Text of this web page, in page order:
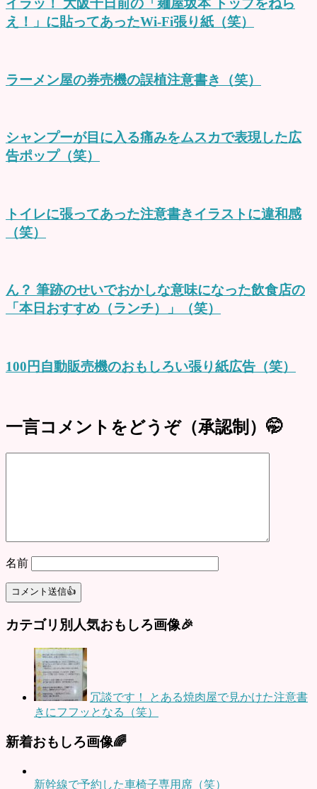
イラッ！ 大阪千日前の「麺屋坂本 トップをねら
え！」に貼ってあったWi-Fi張り紙（笑）
ラーメン屋の券売機の誤植注意書き（笑）
シャンプーが目に入る痛みをムスカで表現した広
告ポップ（笑）
トイレに張ってあった注意書きイラストに違和感
（笑）
ん？ 筆跡のせいでおかしな意味になった飲食店の
「本日おすすめ（ランチ）」（笑）
100円自動販売機のおもしろい張り紙広告（笑）
一言コメントをどうぞ（承認制）🤭
名前
カテゴリ別人気おもしろ画像🎉
冗談です！ とある焼肉屋で見かけた注意書
きにフフッとなる（笑）
新着おもしろ画像🌈
新幹線で予約した車椅子専用席（笑）